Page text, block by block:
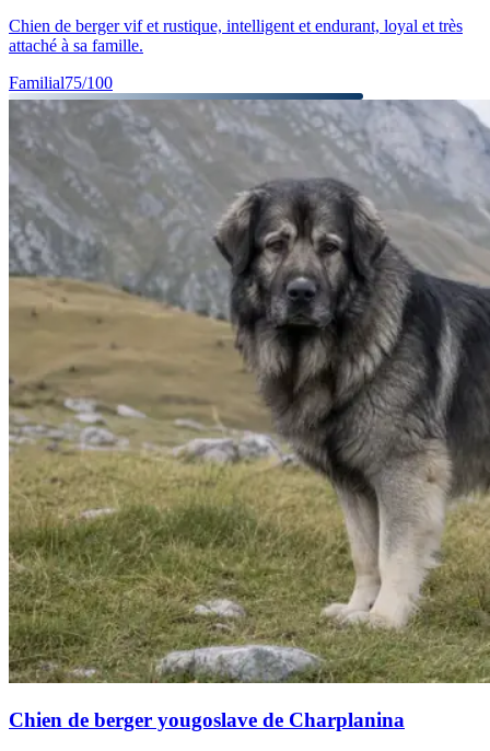
Chien de berger vif et rustique, intelligent et endurant, loyal et très
attaché à sa famille.
Familial75/100
Chien de berger yougoslave de Charplanina